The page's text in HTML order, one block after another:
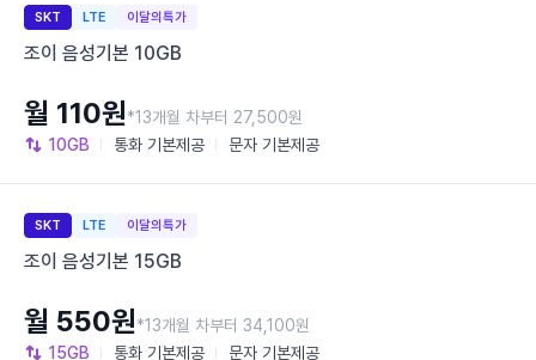
SKT LTE 이달의특가
조이 음성기본 10GB
10GB 통화 기본제공 문자 기본제공
월 110원*13개월 차부터 27,500원
SKT LTE 이달의특가
조이 음성기본 15GB
15GB 통화 기본제공 문자 기본제공
월 550원*13개월 차부터 34,100원